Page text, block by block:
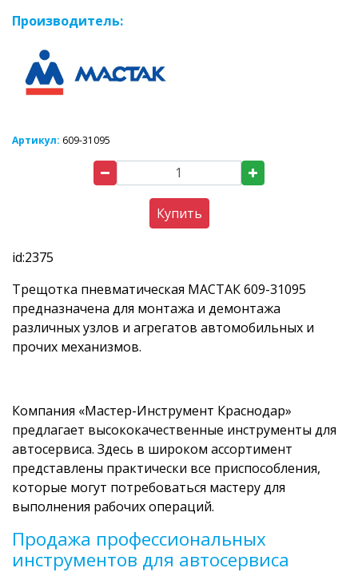
Производитель:
Артикул: 609-31095
Купить
id:2375
Трещотка пневматическая МАСТАК 609-31095
предназначена для монтажа и демонтажа
различных узлов и агрегатов автомобильных и
прочих механизмов.
Компания «Мастер-Инструмент Краснодар»
предлагает высококачественные инструменты для
автосервиса. Здесь в широком ассортимент
представлены практически все приспособления,
которые могут потребоваться мастеру для
выполнения рабочих операций.
Продажа профессиональных
инструментов для автосервиса